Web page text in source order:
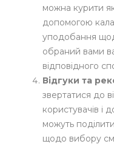
можна курити
допомогою
уподобання
обраний вами
відповідного
Відгуки та
звертатися до
користувачів і
можуть
щодо вибору